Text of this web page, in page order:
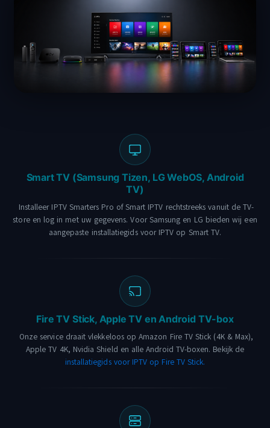
Smart TV (Samsung Tizen, LG WebOS, Android
TV)
Installeer IPTV Smarters Pro of Smart IPTV rechtstreeks vanuit de TV-
store en log in met uw gegevens. Voor Samsung en LG bieden wij een
aangepaste installatiegids voor IPTV op Smart TV.
Fire TV Stick, Apple TV en Android TV-box
Onze service draait vlekkeloos op Amazon Fire TV Stick (4K & Max),
Apple TV 4K, Nvidia Shield en alle Android TV-boxen. Bekijk de
installatiegids voor IPTV op Fire TV Stick.